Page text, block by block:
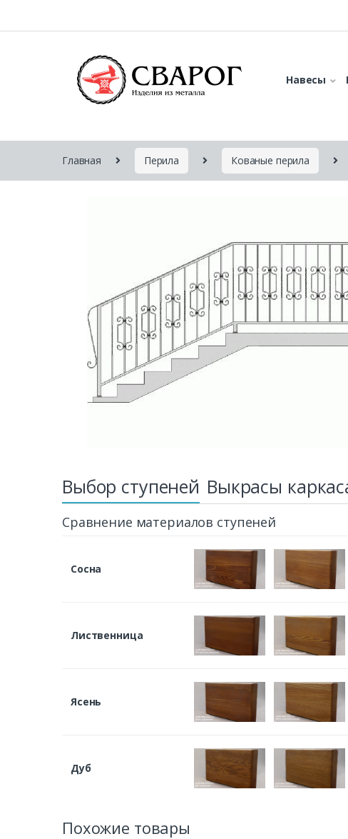
Навесы
Главная Перила Кованые перила
Выбор ступеней Выкрасы
Сравнение материалов ступеней
Сосна
Лиственница
Ясень
Дуб
Похожие товары